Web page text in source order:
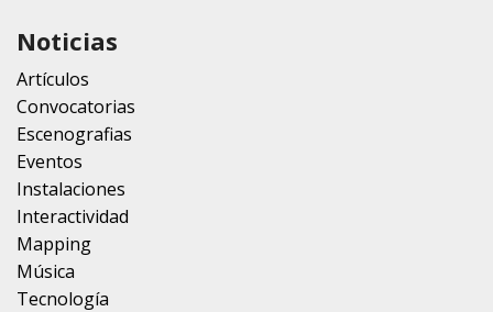
Noticias
Artículos
Convocatorias
Escenografias
Eventos
Instalaciones
Interactividad
Mapping
Música
Tecnología